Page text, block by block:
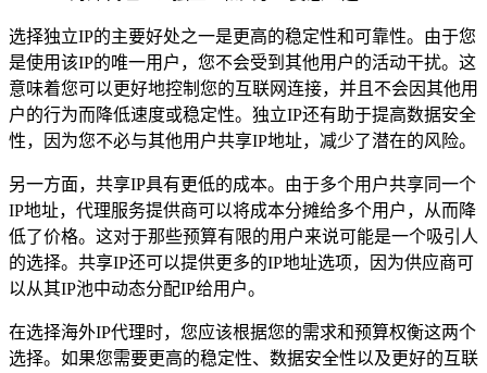
选择独立IP的主要好处之一是更高的稳定性和可靠性。由于您
是使用该IP的唯一用户，您不会受到其他用户的活动干扰。这
意味着您可以更好地控制您的互联网连接，并且不会因其他用
户的行为而降低速度或稳定性。独立IP还有助于提高数据安全
性，因为您不必与其他用户共享IP地址，减少了潜在的风险。
另一方面，共享IP具有更低的成本。由于多个用户共享同一个
IP地址，代理服务提供商可以将成本分摊给多个用户，从而降
低了价格。这对于那些预算有限的用户来说可能是一个吸引人
的选择。共享IP还可以提供更多的IP地址选项，因为供应商可
以从其IP池中动态分配IP给用户。
在选择海外IP代理时，您应该根据您的需求和预算权衡这两个
选择。如果您需要更高的稳定性、数据安全性以及更好的互联